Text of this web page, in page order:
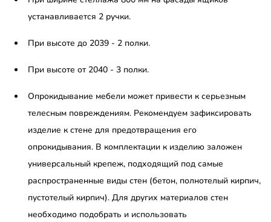
устанавливается 2 ручки.
При высоте до 2039 - 2 полки.
При высоте от 2040 - 3 полки.
Опрокидывание мебели может привести к серьезным
телесным повреждениям. Рекомендуем зафиксировать
изделие к стене для предотвращения его
опрокидывания. В комплектации к изделию заложен
универсальный крепеж, подходящий под самые
распространенные виды стен (бетон, полнотелый кирпич,
пустотелый кирпич). Для других материалов стен
необходимо подобрать и использовать